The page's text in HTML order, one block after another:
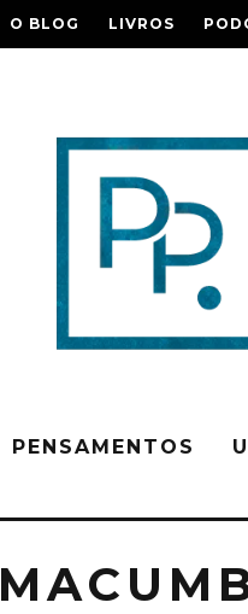
O BLOG LIVROS
PENSAMENTOS